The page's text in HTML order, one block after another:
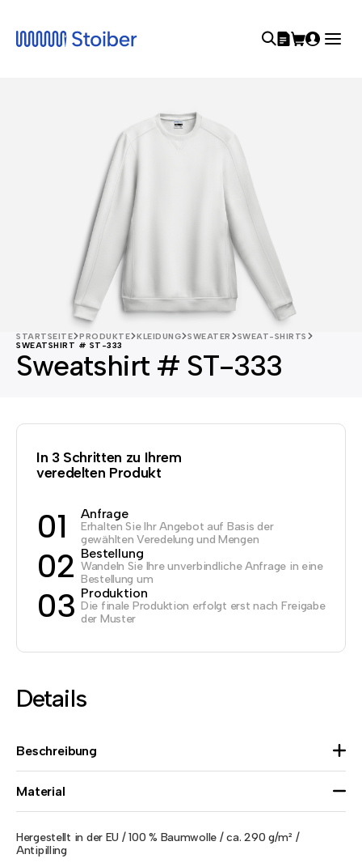
STARTSEITE PRODUKTE KLEIDUNG SWEATER
SWEAT-SHIRTS
SWEATSHIRT # ST-333
Sweatshirt # ST-333
In 3 Schritten zu Ihrem
veredelten Produkt
01 Anfrage
Erhalten Sie Ihr Angebot auf Basis der
gewählten Veredelung und Mengen
02 Bestellung
Wandeln Sie Ihre unverbindliche Anfrage in eine
Bestellung um
03 Produktion
Die finale Produktion erfolgt erst nach Freigabe
der Muster
Details
Beschreibung
Material
Hergestellt in der EU / 100 % Baumwolle / ca. 290 g/m² /
Antipilling